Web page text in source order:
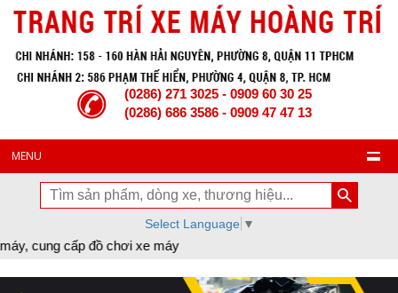
(0286) 271 3025 - 0909 60 30 25
(0286) 686 3586 - 0909 47 47 13
MENU
Select Language ▼
đồ chơi xe máy